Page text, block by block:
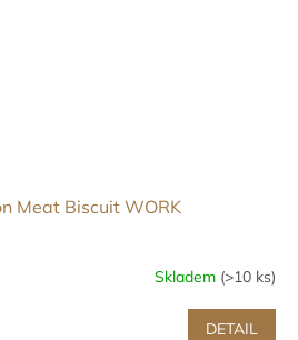
Meat Biscuit WORK
Skladem (>10 ks)
DETAIL